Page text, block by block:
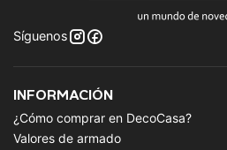
Síguenos
INFORMACIÓN
¿Cómo comprar en DecoCasa?
Valores de armado